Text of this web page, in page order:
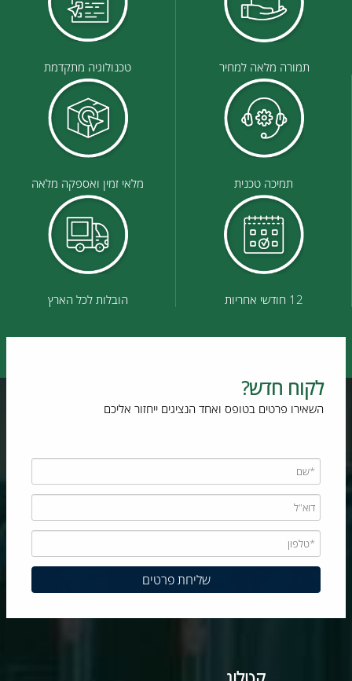
תמורה מלאה למחיר טכנולוגיה מתקדמת
תמיכה טכנית מלאי זמין ואספקה מלאה
12 חודשי אחריות הובלות לכל הארץ
לקוח חדש?
השאירו פרטים בטופס ואחד הנציגים ייחזור אליכם